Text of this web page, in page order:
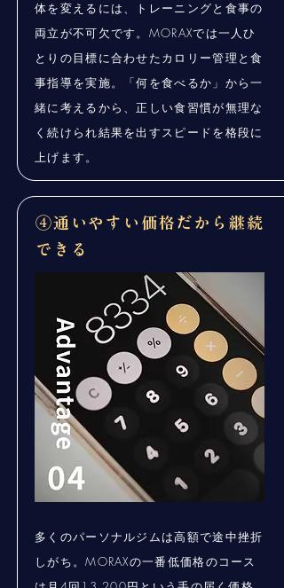
体を変えるには、トレーニングと食事の
両立が不可欠です。MORAXでは一人ひ
とりの目標に合わせたカロリー管理と食
事指導を実施。「何を食べるか」から一
緒に考えるから、正しい食習慣が無理な
く続けられ結果を出すスピードを格段に
上げます。
④通いやすい価格だから継続
できる
多くのパーソナルジムは高額で途中挫折
しがち。MORAXの一番低価格のコース